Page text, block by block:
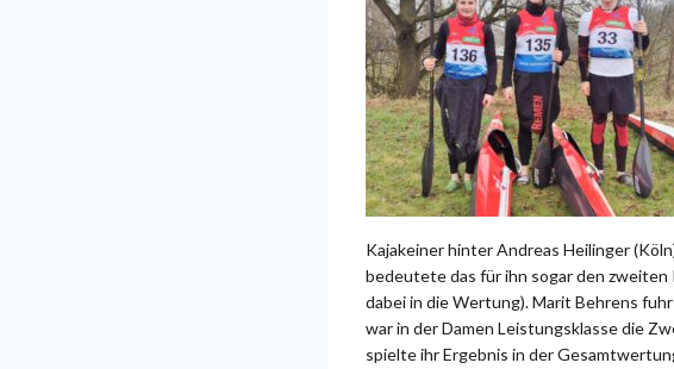
Kajakeiner hinter Andreas Heilinger
bedeutete das für ihn sogar den
dabei in die Wertung). Marit Behrens
war in der Damen Leistungsklasse die
spielte ihr Ergebnis in der